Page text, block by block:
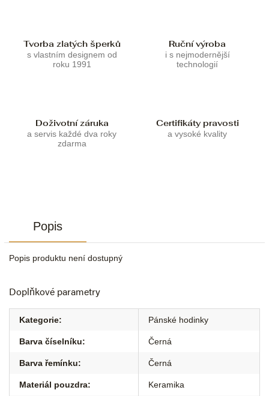
Tvorba zlatých šperků
s vlastním designem od
roku 1991
Ruční výroba
i s nejmodernější
technologií
Doživotní záruka
a servis každé dva roky
zdarma
Certifikáty pravosti
a vysoké kvality
Popis
Popis produktu není dostupný
Doplňkové parametry
Kategorie: Pánské hodinky
Barva číselníku: Černá
Barva řemínku: Černá
Materiál pouzdra: Keramika